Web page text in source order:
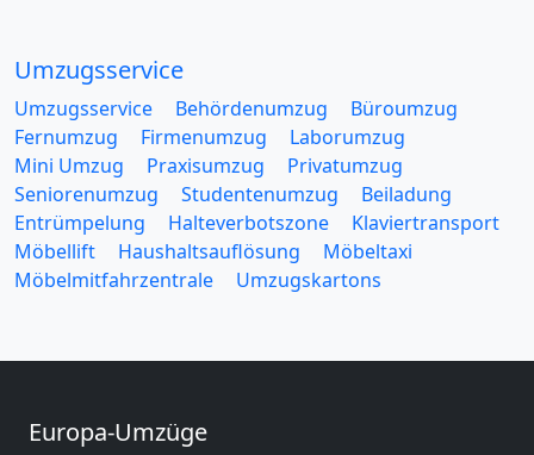
Umzugsservice
Umzugsservice Behördenumzug
Büroumzug
Fernumzug
Firmenumzug
Laborumzug
Mini Umzug
Praxisumzug
Privatumzug
Seniorenumzug
Studentenumzug
Beiladung
Entrümpelung
Halteverbotszone
Klaviertransport
Möbellift
Haushaltsauflösung
Möbeltaxi
Möbelmitfahrzentrale
Umzugskartons
Europa-Umzüge